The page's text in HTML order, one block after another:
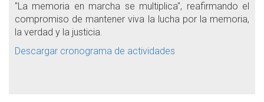
"La memoria en marcha se multiplica", reafirmando el
compromiso de mantener viva la lucha por la memoria,
la verdad y la justicia.
Descargar cronograma de actividades